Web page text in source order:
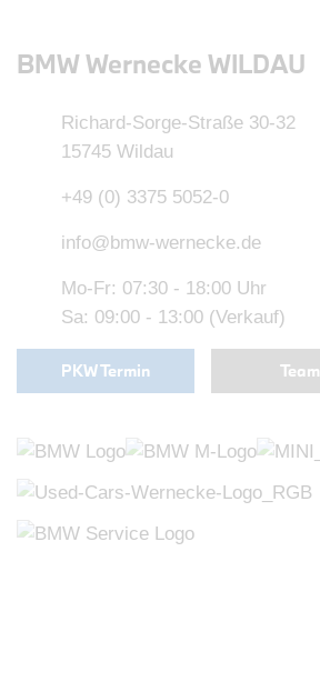
BMW Wernecke WILDAU
Richard-Sorge-Straße 30-32
15745 Wildau
+49 (0) 3375 5052-0
info@bmw-wernecke.de
Mo-Fr: 07:30 - 18:00 Uhr
Sa: 09:00 - 13:00 (Verkauf)
PKW Termin Team